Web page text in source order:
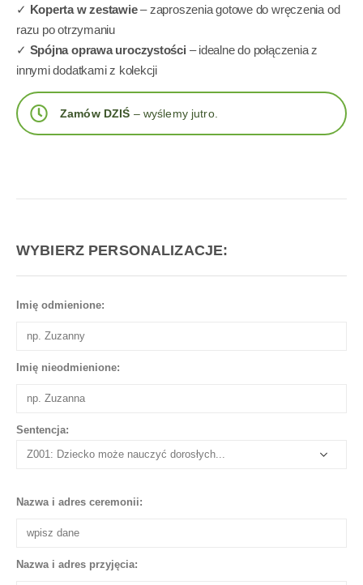
✓
Koperta w zestawie– zaproszenia gotowe do wręczenia od
razu po otrzymaniu
✓ Spójna oprawa uroczystości – idealne do połączenia z
innymi dodatkami z kolekcji
Zamów DZIŚ – wyślemy jutro.
WYBIERZ PERSONALIZACJE:
Imię odmienione:
Imię nieodmienione:
Sentencja:
Nazwa i adres ceremonii:
Nazwa i adres przyjęcia: